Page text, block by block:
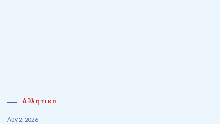
Αθλητικα
Αυγ 2, 2026